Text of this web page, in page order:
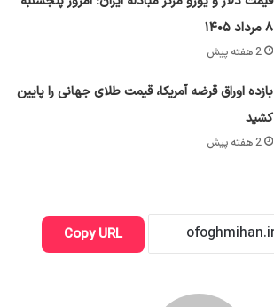
۸ مرداد ۱۴۰۵
2 هفته پیش
بازده اوراق قرضه آمریکا، قیمت طلای جهانی را پایین
کشید
2 هفته پیش
Copy URL